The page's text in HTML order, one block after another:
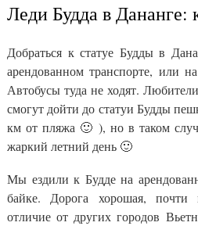
Леди Будда в Дананге:
Добраться к статуе Будды в
арендованном транспорте, или
Автобусы туда не ходят.
смогут дойти до статуи Будды
км от пляжа 🙂 ), но в таком
жаркий летний день 🙂
Мы ездили к Будде на
байке. Дорога хорошая, почти
отличие от других городов